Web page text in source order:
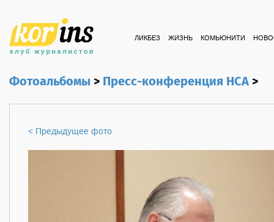
ЛИКБЕЗ ЖИЗНЬ КОМЬЮНИТИ
Фотоальбомы>Пресс-конференция НСА>
< Предыдущее фото